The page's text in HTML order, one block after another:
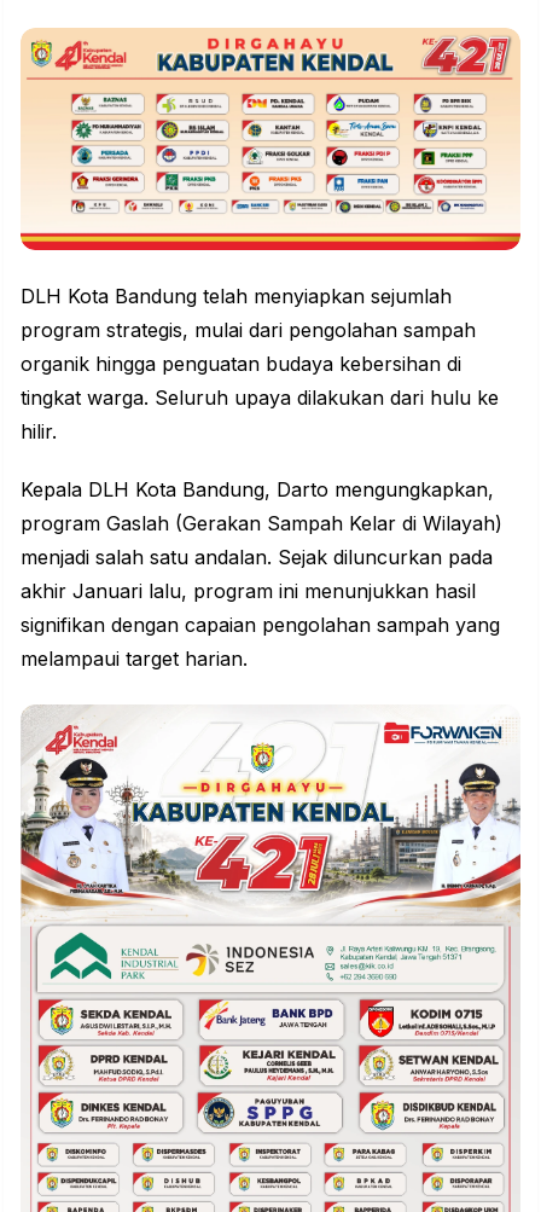
DLH Kota Bandung telah menyiapkan sejumlah
program strategis, mulai dari pengolahan sampah
organik hingga penguatan budaya kebersihan di
tingkat warga. Seluruh upaya dilakukan dari hulu ke
hilir.
Kepala DLH Kota Bandung, Darto mengungkapkan,
program Gaslah (Gerakan Sampah Kelar di Wilayah)
menjadi salah satu andalan. Sejak diluncurkan pada
akhir Januari lalu, program ini menunjukkan hasil
signifikan dengan capaian pengolahan sampah yang
melampaui target harian.